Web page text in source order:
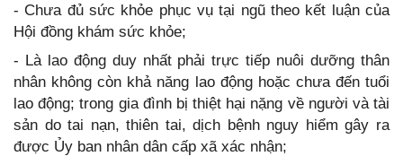
- Chưa đủ sức khỏe phục vụ tại ngũ theo kết luận của
Hội đồng khám sức khỏe;
- Là lao động duy nhất phải trực tiếp nuôi dưỡng thân
nhân không còn khả năng lao động hoặc chưa đến tuổi
lao động; trong gia đình bị thiệt hại nặng về người và tài
sản do tai nạn, thiên tai, dịch bệnh nguy hiểm gây ra
được Ủy ban nhân dân cấp xã xác nhận;